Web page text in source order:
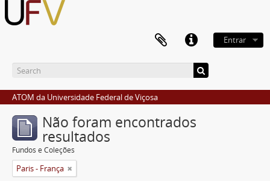
Entrar
ATOM da Universidade Federal de Viçosa
Não foram encontrados
resultados
Fundos e Coleções
Paris - França